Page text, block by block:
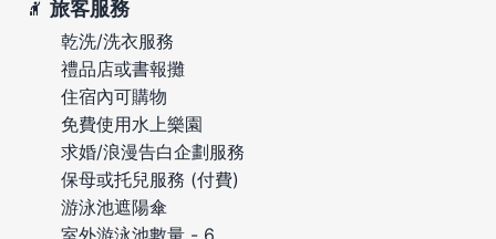
旅客服務
乾洗/洗衣服務
禮品店或書報攤
住宿內可購物
免費使用水上樂園
求婚/浪漫告白企劃服務
保母或托兒服務 (付費)
游泳池遮陽傘
室外游泳池數量 - 6